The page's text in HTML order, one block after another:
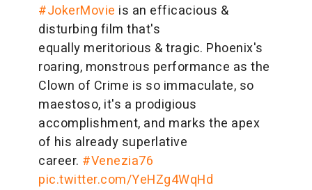
#JokerMovie is an efficacious &
disturbing film that's
equally meritorious & tragic. Phoenix's
roaring, monstrous performance as the
Clown of Crime is so immaculate, so
maestoso, it's a prodigious
accomplishment, and marks the apex
of his already superlative
career. #Venezia76
pic.twitter.com/YeHZg4WqHd